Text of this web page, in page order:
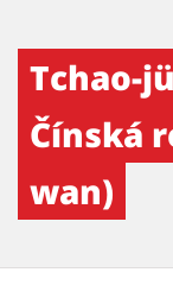
Tchao-
Čínská
wan)